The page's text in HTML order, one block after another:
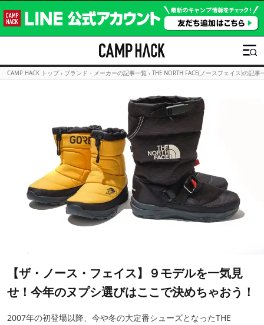
CAMP HACK トップ › ブランド・メーカーの記事一覧 › THE NORTH FACE(ノースフェイス)の記事
【ザ・ノース・フェイス】９モデルを一気見
せ！今年のヌプシ選びはここで決めちゃおう！
2007年の初登場以降、今や冬の大定番シューズとなったTHE